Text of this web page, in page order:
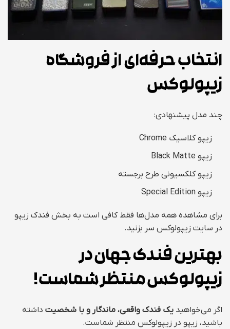
انتخاب حرفه‌ای از فروشگاه
زیپولوکس
چند مدل پیشنهادی:
زیپو کلاسیک Chrome
زیپو Black Matte
زیپو کلکسیونی طرح برجسته
زیپو Special Edition
برای مشاهده همه مدل‌ها فقط کافی است به بخش فندک زیپو
در سایت زیپولوکس سر بزنید.
بهترین فندک جهان در
زیپولوکس منتظر شماست!
اگر می‌خواهید یک فندک واقعی، ماندگار و با شخصیت داشته
باشید، زیپو در زیپولوکس منتظر شماست.